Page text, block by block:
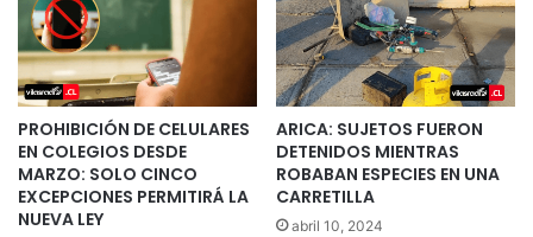
PROHIBICIÓN DE CELULARES
EN COLEGIOS DESDE
MARZO: SOLO CINCO
EXCEPCIONES PERMITIRÁ LA
NUEVA LEY
ARICA: SUJETOS FUERON
DETENIDOS MIENTRAS
ROBABAN ESPECIES EN UNA
CARRETILLA
abril 10, 2024